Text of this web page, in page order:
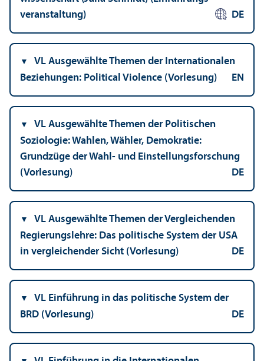
veranstaltung)
DE
VL Ausgewählte Themen der Internationalen
Beziehungen: Political Violence (Vorlesung)
EN
VL Ausgewählte Themen der Politischen
Soziologie: Wahlen, Wähler, Demokratie:
Grundzüge der Wahl- und Einstellungs­forschung
(Vorlesung)
DE
VL Ausgewählte Themen der Vergleich­enden
Regierungs­lehre: Das politische System der USA
in vergleich­ender Sicht (Vorlesung)
DE
VL Einführung in das politische System der
BRD (Vorlesung)
DE